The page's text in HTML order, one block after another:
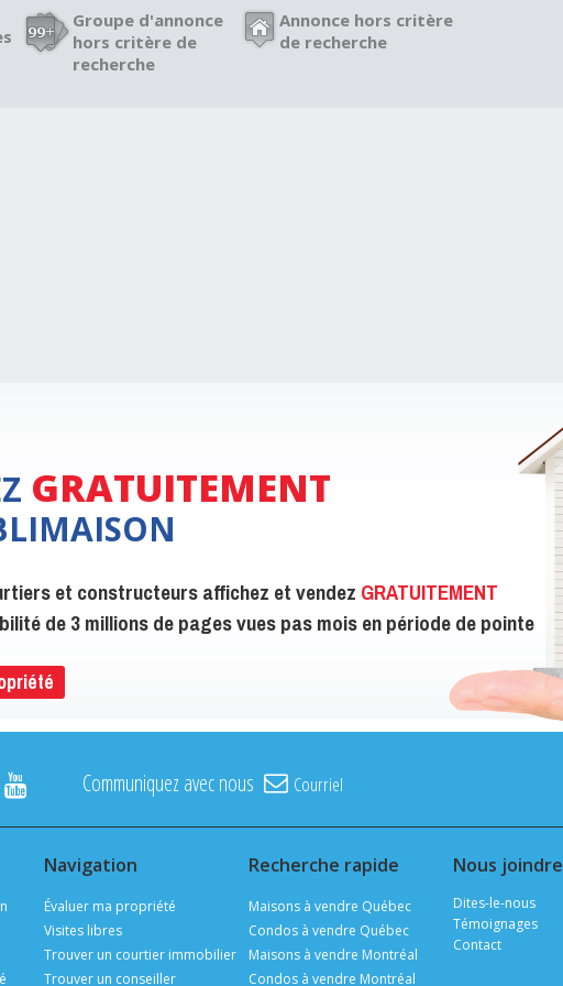
Groupe d'annonce
hors critère de
recherche
Annonce hors critère
de recherche
GRATUITEMENT
et constructeurs affichez et vendez GRATUITEMENT
de 3 millions de pages vues pas mois en période de pointe
Communiquez avec nous Courriel
Navigation
Évaluer ma propriété
Visites libres
Trouver un courtier immobilier
Trouver un conseiller
Recherche rapide
Maisons à vendre Québec
Condos à vendre Québec
Maisons à vendre Montréal
Condos à vendre Montréal
Nous joindre
Dites-le-nous
Témoignages
Contact